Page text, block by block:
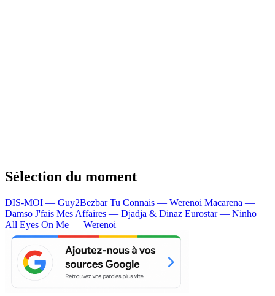
Sélection du moment
DIS-MOI — Guy2BezbarTu Connais — Werenoi Macarena —
Damso J'fais Mes Affaires — Djadja & Dinaz Eurostar — Ninho
All Eyes On Me — Werenoi